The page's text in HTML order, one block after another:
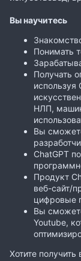
Вы научитесь
Понимать
Получать
используя
НЛП,
Вы
ChatGPT
Продукт
веб-сайт/
цифровые
Вы
Youtube,
Хотите